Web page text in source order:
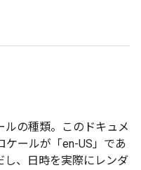
ルの種類。このドキュメ
ケールが「en-US」であ
し、日時を実際にレンダ